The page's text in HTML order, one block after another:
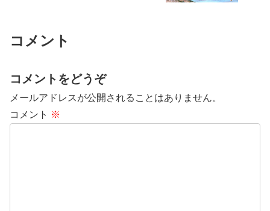
コメント
コメントをどうぞ
メールアドレスが公開されることはありません。
コメント ※